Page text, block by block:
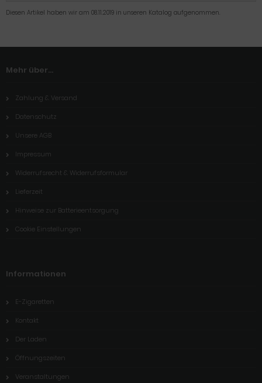
Diesen Artikel haben wir am 08.11.2019 in unseren Katalog aufgenommen.
Mehr über...
Zahlung & Versand
Datenschutz
Unsere AGB
Impressum
Widerrufsrecht & Widerrufsformular
Lieferzeit
Hinweise zur Batterieentsorgung
Cookie Einstellungen
Informationen
E-Zigaretten
Kontakt
Der Laden
Öffnungszeiten
Veranstaltungen